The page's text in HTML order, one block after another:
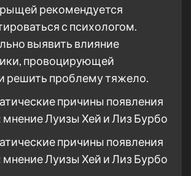
рекомендуется
с психологом.
выявить влияние
провоцирующей
решить проблему тяжело.